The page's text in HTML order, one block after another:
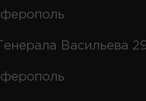
Васильева